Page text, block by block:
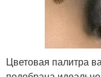
Цветовая палитра